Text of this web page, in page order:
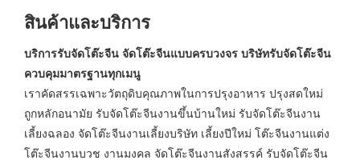
สินค้าและบริการ
บริการรับจัดโต๊ะจีน จัดโต๊ะจีนแบบครบวงจร บริษัทรับจัดโต๊ะจีน
ควบคุมมาตรฐานทุกเมนู
เราคัดสรรเฉพาะวัตถุดิบคุณภาพในการปรุงอาหาร ปรุงสดใหม่
ถูกหลักอนามัย รับจัดโต๊ะจีนงานขึ้นบ้านใหม่ รับจัดโต๊ะจีนงาน
เลี้ยงฉลอง จัดโต๊ะจีนงานเลี้ยงบริษัท เลี้ยงปีใหม่ โต๊ะจีนงานแต่ง
โต๊ะจีนงานบวช งานมงคล จัดโต๊ะจีนงานสังสรรค์ รับจัดโต๊ะจีน